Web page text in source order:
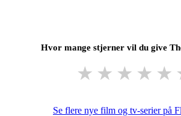
Hvor mange stjerner vil du give
★ ★ ★ ★ ★
Se flere nye film og tv-serier på